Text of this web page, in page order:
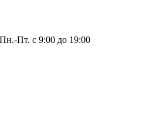
Пт. с 9:00 до 19:00